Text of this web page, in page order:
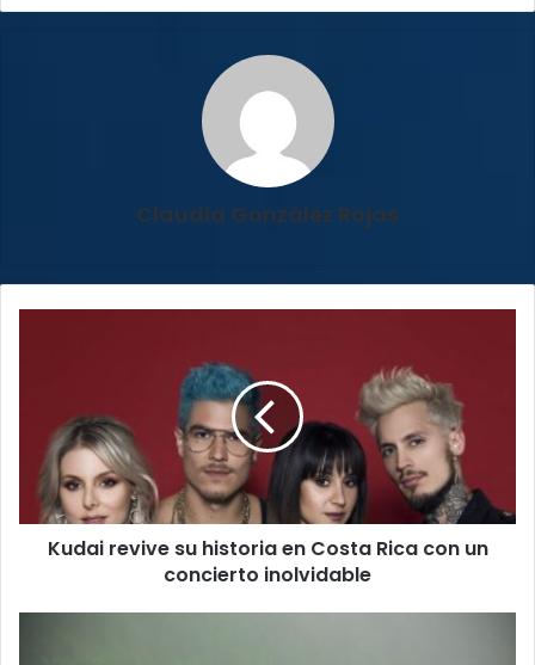
Claudia González Rojas
Costa
Rica
con
un
concierto
Kudai revive su historia en Costa Rica con un
concierto inolvidable